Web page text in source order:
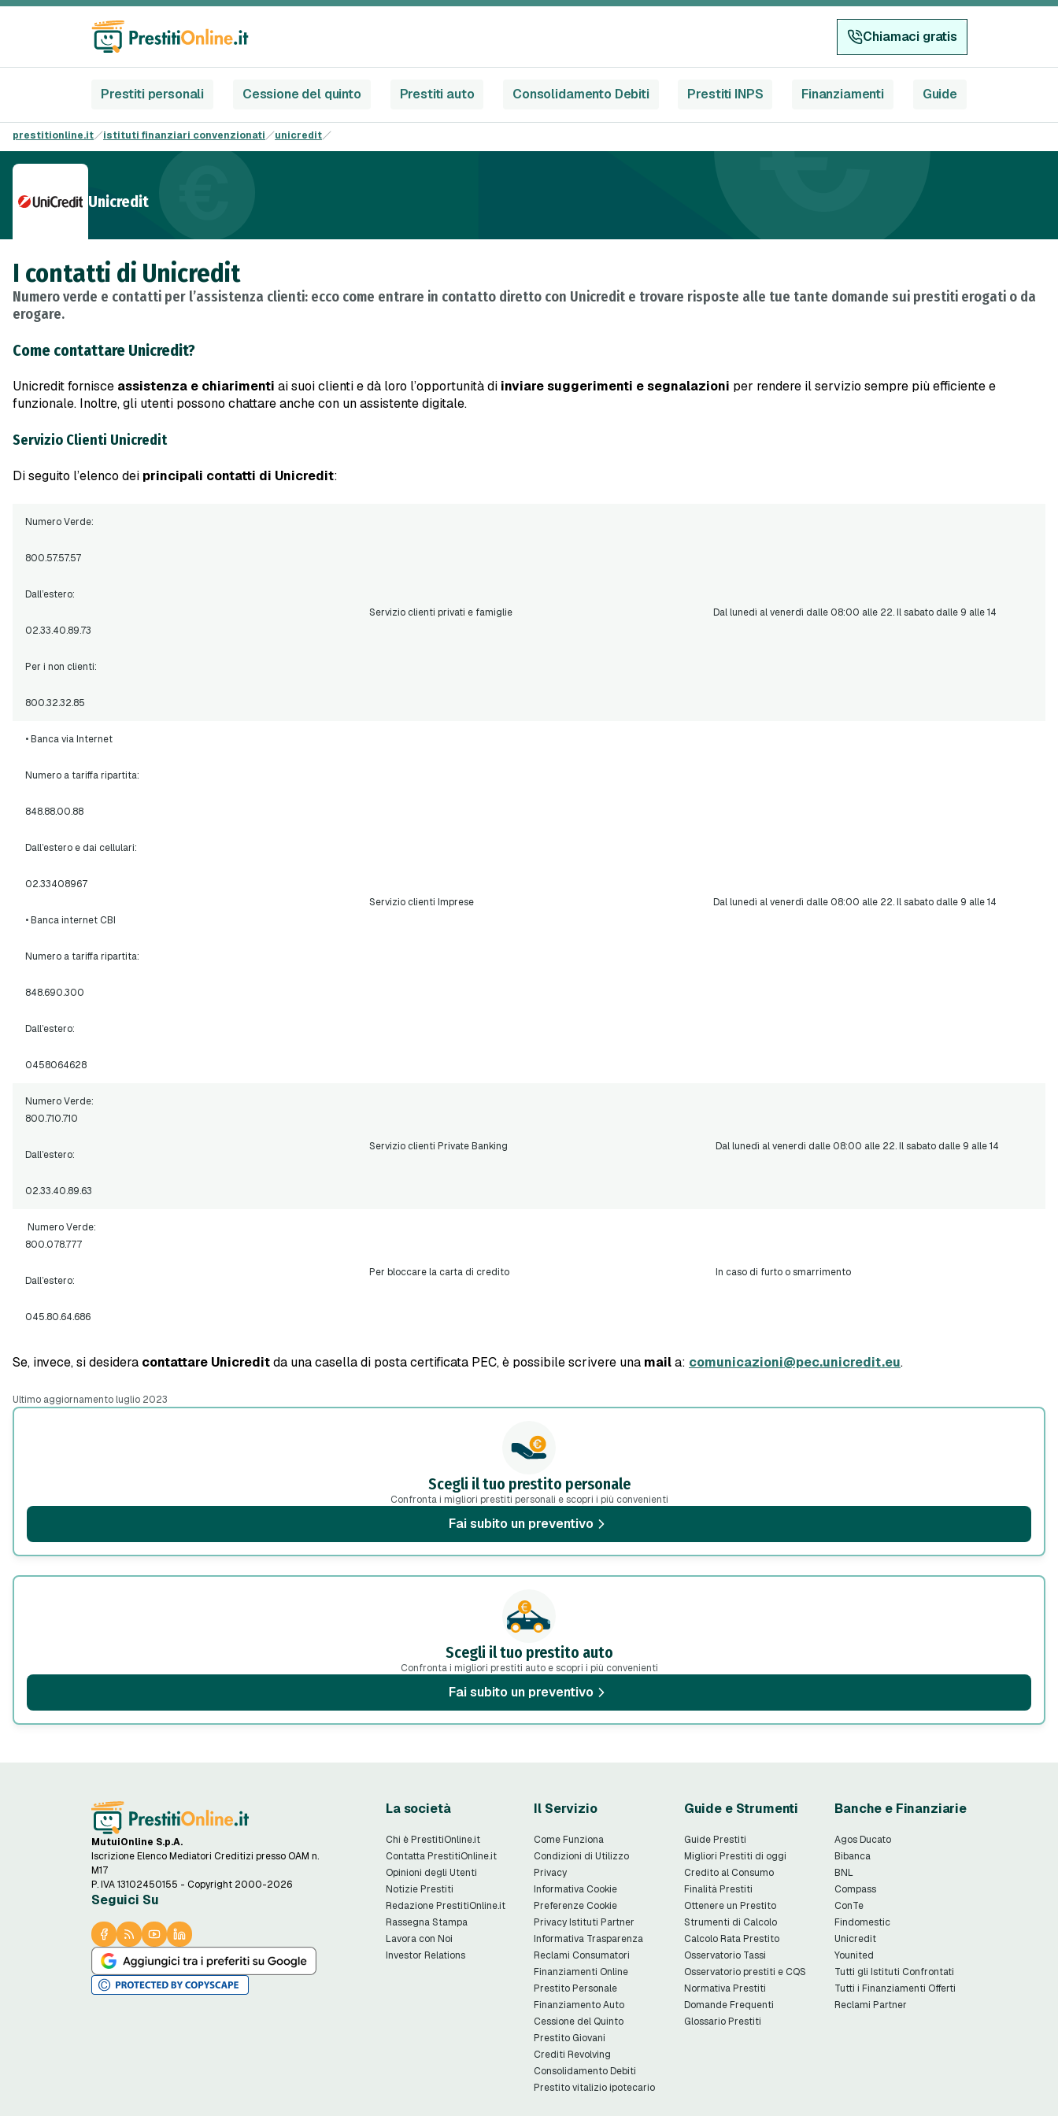
Chiamaci gratis
Prestiti personali Cessione del quinto Prestiti auto Consolidamento Debiti Prestiti INPS Finanziamenti Guide
prestitionline.it istituti finanziari convenzionati unicredit
Unicredit
I contatti di Unicredit
Numero verde e contatti per l’assistenza clienti: ecco come entrare in contatto diretto con Unicredit e trovare risposte alle tue tante domande sui prestiti erogati o da
erogare.
Come contattare Unicredit?
Unicredit fornisce assistenza e chiarimenti ai suoi clienti e dà loro l’opportunità di inviare suggerimenti e segnalazioni per rendere il servizio sempre più efficiente e
funzionale. Inoltre, gli utenti possono chattare anche con un assistente digitale.
Servizio Clienti Unicredit
Di seguito l’elenco dei principali contatti di Unicredit:
Numero Verde:
800.57.57.57
Dall’estero:
02.33.40.89.73
Per i non clienti:
800.32.32.85
Servizio clienti privati e famiglie Dal lunedì al venerdì dalle 08:00 alle 22. Il sabato dalle 9 alle 14
• Banca via Internet
Numero a tariffa ripartita:
848.88.00.88
Dall’estero e dai cellulari:
02.33408967
• Banca internet CBI
Numero a tariffa ripartita:
848.690.300
Dall’estero:
0458064628
Servizio clienti Imprese Dal lunedì al venerdì dalle 08:00 alle 22. Il sabato dalle 9 alle 14
Numero Verde:
800.710.710
Dall’estero:
02.33.40.89.63
Servizio clienti Private Banking Dal lunedì al venerdì dalle 08:00 alle 22. Il sabato dalle 9 alle 14
Numero Verde:
800.078.777
Dall’estero:
045.80.64.686
Per bloccare la carta di credito In caso di furto o smarrimento
Se, invece, si desidera contattare Unicreditda una casella di posta certificata PEC, è possibile scrivere una maila: comunicazioni@pec.unicredit.eu.
Ultimo aggiornamento luglio 2023
Scegli il tuo prestito personale
Confronta i migliori prestiti personali e scopri i più convenienti
Fai subito un preventivo
Scegli il tuo prestito auto
Confronta i migliori prestiti auto e scopri i più convenienti
Fai subito un preventivo
MutuiOnline S.p.A.
Iscrizione Elenco Mediatori Creditizi presso OAM n.
M17
P. IVA 13102450155 - Copyright 2000-2026
Seguici Su
La società
Chi è PrestitiOnline.it
Contatta PrestitiOnline.it
Opinioni degli Utenti
Notizie Prestiti
Redazione PrestitiOnline.it
Rassegna Stampa
Lavora con Noi
Investor Relations
Il Servizio
Come Funziona
Condizioni di Utilizzo
Privacy
Informativa Cookie
Preferenze Cookie
Privacy Istituti Partner
Informativa Trasparenza
Reclami Consumatori
Finanziamenti Online
Prestito Personale
Finanziamento Auto
Cessione del Quinto
Prestito Giovani
Crediti Revolving
Consolidamento Debiti
Prestito vitalizio ipotecario
Guide e Strumenti
Guide Prestiti
Migliori Prestiti di oggi
Credito al Consumo
Finalità Prestiti
Ottenere un Prestito
Strumenti di Calcolo
Calcolo Rata Prestito
Osservatorio Tassi
Osservatorio prestiti e CQS
Normativa Prestiti
Domande Frequenti
Glossario Prestiti
Banche e Finanziarie
Agos Ducato
Bibanca
BNL
Compass
ConTe
Findomestic
Unicredit
Younited
Tutti gli Istituti Confrontati
Tutti i Finanziamenti Offerti
Reclami Partner